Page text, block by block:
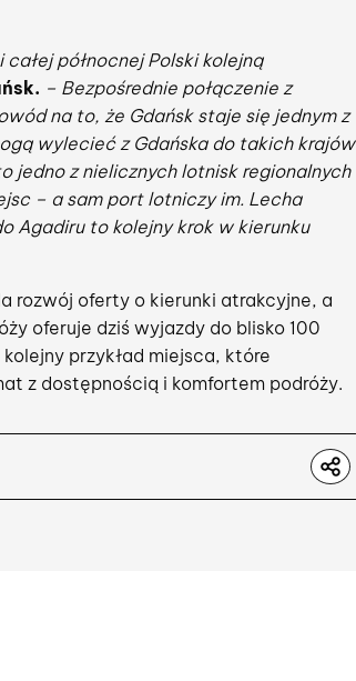
północnej Polski kolejną
– Bezpośrednie połączenie z
na to, że Gdańsk staje się jednym z
wylecieć z Gdańska do takich krajów
jedno z nielicznych lotnisk regionalnych
– a sam port lotniczy im. Lecha
Agadiru to kolejny krok w kierunku
rozwój oferty o kierunki atrakcyjne, a
oferuje dziś wyjazdy do blisko 100
przykład miejsca, które
z dostępnością i komfortem podróży.